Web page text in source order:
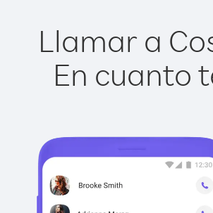
Llamar a
En cuanto